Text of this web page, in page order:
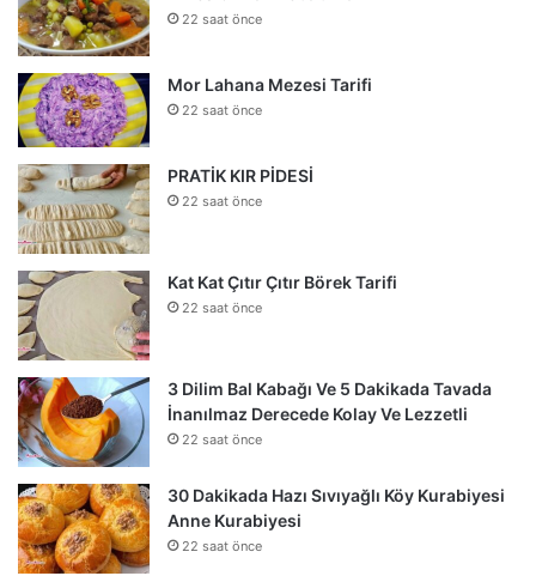
22 saat önce
Mor Lahana Mezesi Tarifi
22 saat önce
PRATİK KIR PİDESİ
22 saat önce
Kat Kat Çıtır Çıtır Börek Tarifi
22 saat önce
3 Dilim Bal Kabağı Ve 5 Dakikada Tavada
İnanılmaz Derecede Kolay Ve Lezzetli
22 saat önce
30 Dakikada Hazı Sıvıyağlı Köy Kurabiyesi
Anne Kurabiyesi
22 saat önce